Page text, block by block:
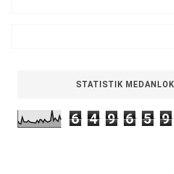
STATISTIK
6 4 9 6 5 9